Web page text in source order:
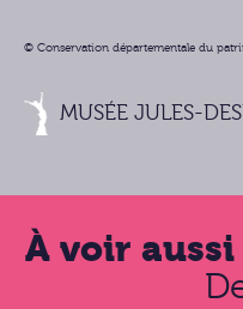
© Conservation départementale du
MUSÉE JULES-
À voir aussi